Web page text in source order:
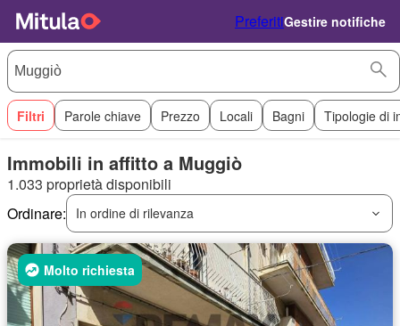
PreferitiGestire notifiche
Filtri Parole chiave Prezzo Locali Bagni Tipologie di
Immobili in affitto a Muggiò
1.033 proprietà disponibili
Ordinare:
In ordine di rilevanza
Molto richiesta